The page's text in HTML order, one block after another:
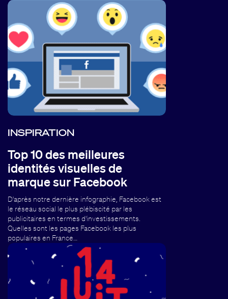
INSPIRATION
Top 10 des meilleures
identités visuelles de
marque sur Facebook
D'après notre dernière infographie, Facebook est
le réseau social le plus plébiscité par les
publicitaires en termes d'investissements.
Quelles sont les pages Facebook les plus
populaires en France…